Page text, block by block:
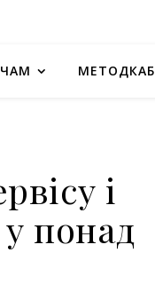
МЕТОДКАБ
і
понад